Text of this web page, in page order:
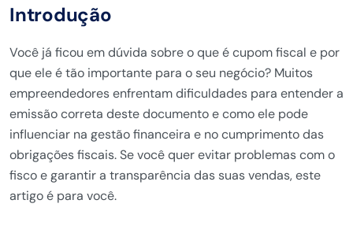
Introdução
Você já ficou em dúvida sobre o que é cupom fiscal e por
que ele é tão importante para o seu negócio? Muitos
empreendedores enfrentam dificuldades para entender a
emissão correta deste documento e como ele pode
influenciar na gestão financeira e no cumprimento das
obrigações fiscais. Se você quer evitar problemas com o
fisco e garantir a transparência das suas vendas, este
artigo é para você.